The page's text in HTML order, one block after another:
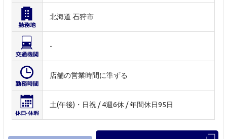
北海道 石狩市
-
店舗の営業時間に準ずる
土(午後)・日祝 / 4週6休 / 年間休日95日